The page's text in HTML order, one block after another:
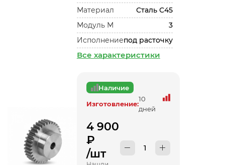
Материал
Сталь С45
Модуль М
3
Исполнениепод расточку
Все характеристики
Наличие
Изготовление:
10
дней
4 900
₽
/шт